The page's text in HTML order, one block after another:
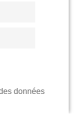
données